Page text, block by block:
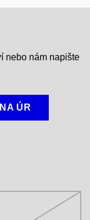
nebo nám napište
ÚR